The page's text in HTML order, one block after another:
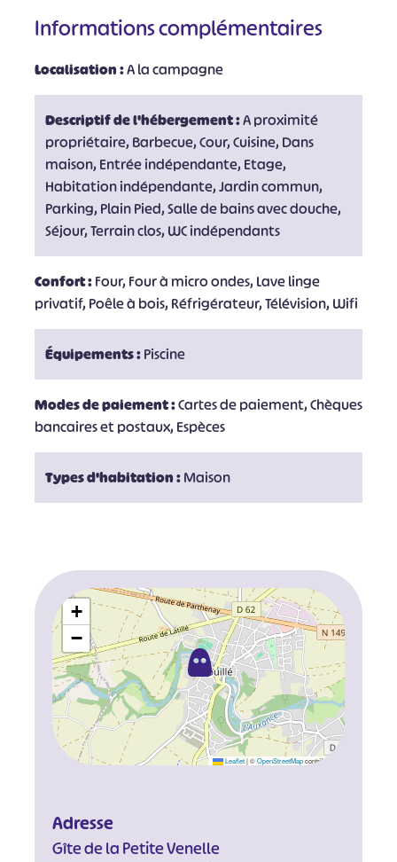
Informations complémentaires
Localisation :A la campagne
Descriptif de l'hébergement :A proximité
propriétaire, Barbecue, Cour, Cuisine, Dans
maison, Entrée indépendante, Etage,
Habitation indépendante, Jardin commun,
Parking, Plain Pied, Salle de bains avec douche,
Séjour, Terrain clos, WC indépendants
Confort :Four, Four à micro ondes, Lave linge
privatif, Poêle à bois, Réfrigérateur, Télévision, Wifi
Équipements :Piscine
Modes de paiement :Cartes de paiement, Chèques
bancaires et postaux, Espèces
Types d'habitation :Maison
+
−
Leaflet |©OpenStreetMapcontributors
Adresse
Gîte de la Petite Venelle